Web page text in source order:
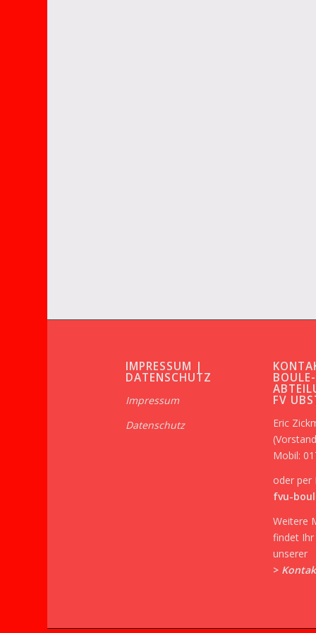
IMPRESSUM |
DATENSCHUTZ
Impressum
Datenschutz
BOULE-
FV
Eric
Mobil:
oder per
fvu-
Weitere
findet
unserer
>